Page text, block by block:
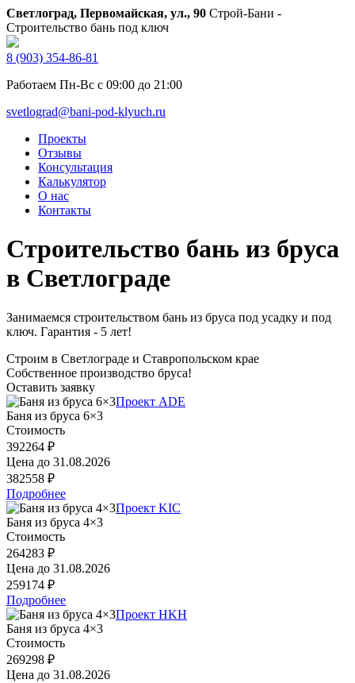
Светлоград, Первомайская, ул., 90 Строй-Бани -
Строительство бань под ключ
8 (903) 354-86-81
Работаем Пн-Вс с 09:00 до 21:00
svetlograd@bani-pod-klyuch.ru
Проекты
Отзывы
Консультация
Калькулятор
О нас
Контакты
Строительство бань из бруса
в Светлограде
Занимаемся строительством бань из бруса под усадку и под
ключ. Гарантия - 5 лет!
Строим в Светлограде и Ставропольском крае
Собственное производство бруса!
Оставить заявку
Проект ADE
Баня из бруса 6×3
Стоимость
392264 ₽
Цена до 31.08.2026
382558 ₽
Подробнее
Проект KIC
Баня из бруса 4×3
Стоимость
264283 ₽
Цена до 31.08.2026
259174 ₽
Подробнее
Проект HKH
Баня из бруса 4×3
Стоимость
269298 ₽
Цена до 31.08.2026